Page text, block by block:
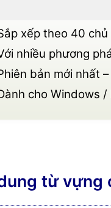
xếp theo 40 chủ
nhiều phương
bản mới nhất
cho Windows
từ vựng